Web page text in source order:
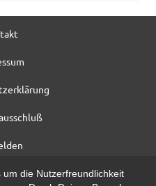
die Nutzerfreundlichkeit